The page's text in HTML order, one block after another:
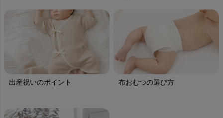
出産祝いのポイント 布おむつの選び方